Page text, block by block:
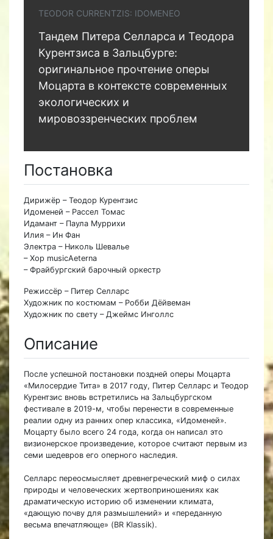
TEODOR CURRENTZIS: IDOMENEO
Тандем Питера Селларса и Теодора
Курентзиса в Зальцбурге:
оригинальное прочтение оперы
Моцарта в контексте современных
экологических и
мировоззренческих проблем
Постановка
Дирижёр – Теодор Курентзис
Идоменей – Рассел Томас
Идамант – Паула Муррихи
Илия – Ин Фан
Электра – Николь Шевалье
– Хор musicAeterna
– Фрайбургский барочный оркестр
Режиссёр – Питер Селларс
Художник по костюмам – Робби Дёйвеман
Художник по свету – Джеймс Инголлс
Описание
После успешной постановки поздней оперы Моцарта
«Милосердие Тита» в 2017 году, Питер Селларс и Теодор
Курентзис вновь встретились на Зальцбургском
фестивале в 2019-м, чтобы перенести в современные
реалии одну из ранних опер классика, «Идоменей».
Моцарту было всего 24 года, когда он написал это
визионерское произведение, которое считают первым из
семи шедевров его оперного наследия.
Селларс переосмысляет древнегреческий миф о силах
природы и человеческих жертвоприношениях как
драматическую историю об изменении климата,
«дающую почву для размышлений» и «переданную
весьма впечатляюще» (BR Klassik).